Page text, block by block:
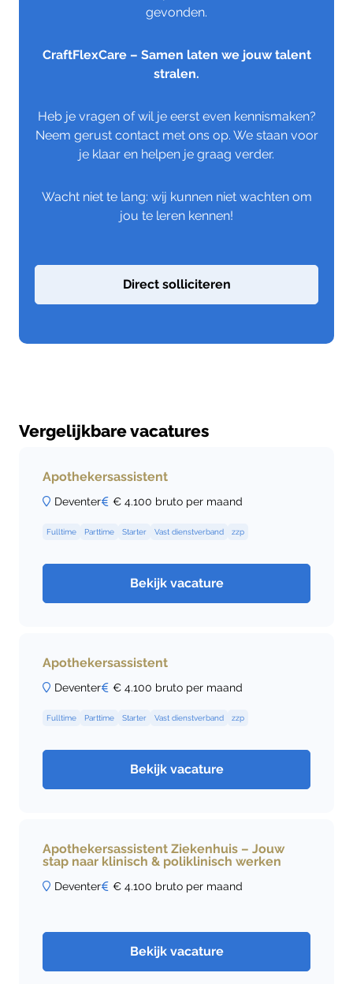
gevonden.
CraftFlexCare – Samen laten we jouw talent
stralen.
Heb je vragen of wil je eerst even kennismaken?
Neem gerust contact met ons op. We staan voor
je klaar en helpen je graag verder.
Wacht niet te lang: wij kunnen niet wachten om
jou te leren kennen!
Direct solliciteren
Vergelijkbare vacatures
Apothekersassistent
Deventer € 4.100 bruto per maand
Fulltime Parttime Starter Vast dienstverband zzp
Bekijk vacature
Apothekersassistent
Deventer € 4.100 bruto per maand
Fulltime Parttime Starter Vast dienstverband zzp
Bekijk vacature
Apothekersassistent Ziekenhuis – Jouw
stap naar klinisch & poliklinisch werken
Deventer € 4.100 bruto per maand
Bekijk vacature